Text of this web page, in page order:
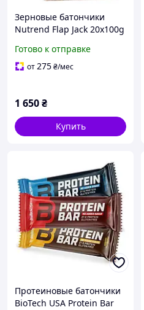
Зерновые батончики
Nutrend Flap Jack 20x100g
Готово к отправке
от275₴/мес
1 650₴
Купить
Протеиновые батончики
BioTech USA Protein Bar